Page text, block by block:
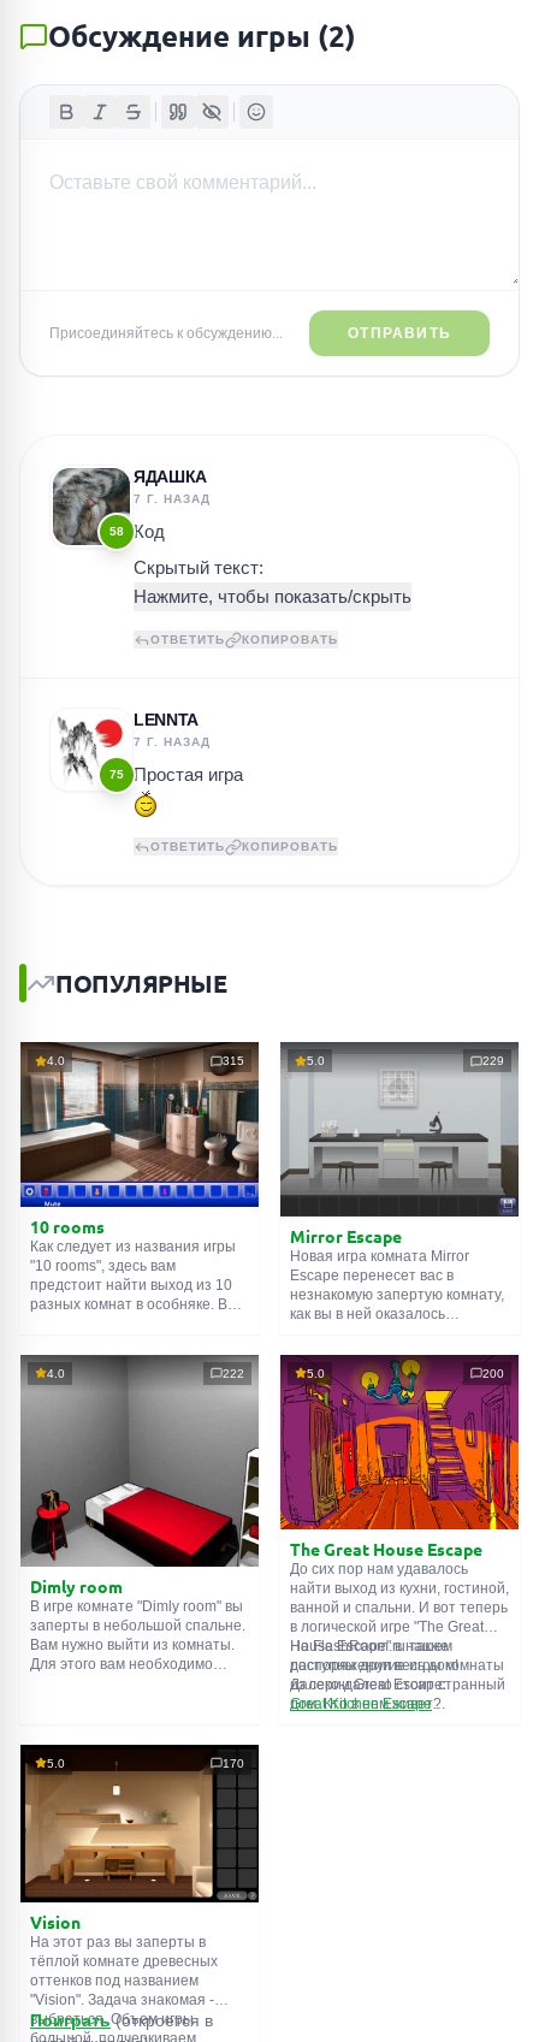
Обсуждение игры (2)
Присоединяйтесь к обсуждению... ОТПРАВИТЬ
58
ЯДАШКА
7 Г. НАЗАД
Код
Скрытый текст:
ОТВЕТИТЬ КОПИРОВАТЬ
75
LENNTA
7 Г. НАЗАД
Простая игра
ОТВЕТИТЬ КОПИРОВАТЬ
ПОПУЛЯРНЫЕ
4.0 315
10 rooms
Как следует из названия игры
"10 rooms", здесь вам
предстоит найти выход из 10
разных комнат в особняке. В
их, чтобы выйти. Выход из
одной комнаты является
5.0 229
Mirror Escape
Новая игра комната Mirror
Escape перенесет вас в
незнакомую запертую комнату,
как вы в ней оказалось
смекалки попробуйте решить
все, приготовленные авторами
для вас, головоломки и найти
выход на свободу.
Внимательно осмотрите
помещение, возможно вы
сможете найти какие-нибудь
подсказки. Желаем удачи!
4.0 222
Dimly room
В игре комнате "Dimly room" вы
заперты в небольшой спальне.
Вам нужно выйти из комнаты.
Для этого вам необходимо
5.0 200
The Great House Escape
До сих пор нам удавалось
найти выход из кухни, гостиной,
ванной и спальни. И вот теперь
в логической игре "The Great
House Escape" в нашем
распоряжении весь дом!
Далеко-далеко стоит странный
дом. Кто в нем живет?
На FlashRoom.ru также
доступны другие игры комнаты
из серии Great Escape:
Great Kitchen Escape
5.0 170
Vision
На этот раз вы заперты в
тёплой комнате древесных
оттенков под названием
"Vision". Задача знакомая -
выбраться. Объем игры
Поиграть(откроется в